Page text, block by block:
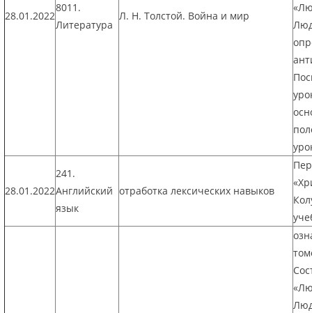
28.01.2022
8011.
Литература
Л. Н. Толстой. Война и мир
28.01.2022
241.
Английский
язык
отработка лексических навыков